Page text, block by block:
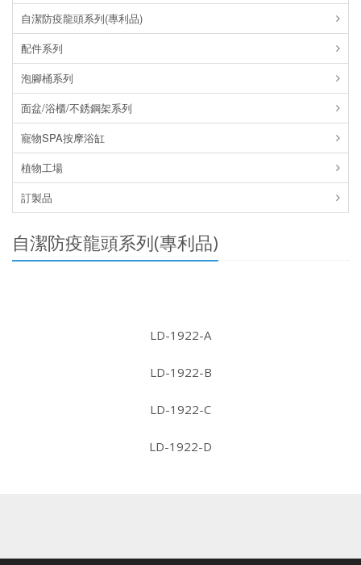
自潔防疫龍頭系列(專利品)
配件系列
泡腳桶系列
面盆/浴櫃/不銹鋼架系列
寵物SPA按摩浴缸
植物工場
訂製品
自潔防疫龍頭系列(專利品)
LD-1922-A
LD-1922-B
LD-1922-C
LD-1922-D